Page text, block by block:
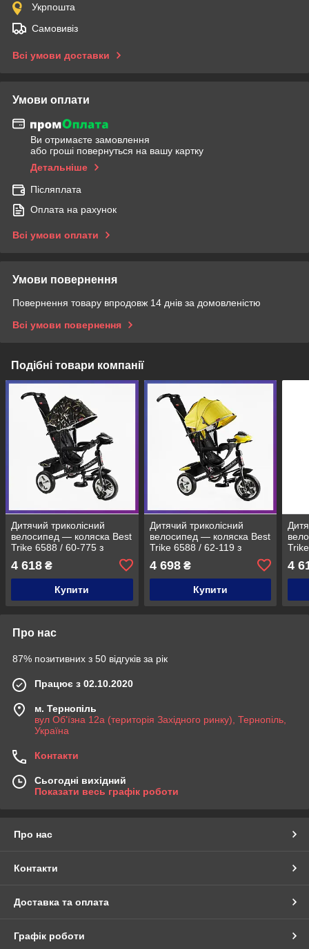
Укрпошта
Самовивіз
Всі умови доставки
Умови оплати
Ви отримаєте замовлення
або гроші повернуться на вашу картку
Детальніше
Післяплата
Оплата на рахунок
Всі умови оплати
Умови повернення
Повернення товару впродовж 14 днів за домовленістю
Всі умови повернення
Подібні товари компанії
Дитячий триколісний
велосипед — коляска Best
Trike 6588 / 60-775 з
Чорний
4 618 ₴
Купити
Дитячий триколісний
велосипед — коляска Best
Trike 6588 / 62-119 з
Жовтий
4 698₴
Купити
4
Про нас
87% позитивних з 50 відгуків за рік
Працює з 02.10.2020
м. Тернопіль
вул Об'їзна 12а (територія Західного ринку), Тернопіль,
Україна
Контакти
Сьогодні вихідний
Показати весь графік роботи
Про нас
Контакти
Доставка та оплата
Графік роботи